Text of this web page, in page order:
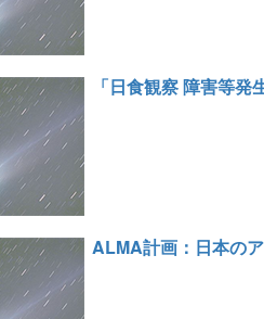
「日食観察 障害等発
ALMA計画：日本の